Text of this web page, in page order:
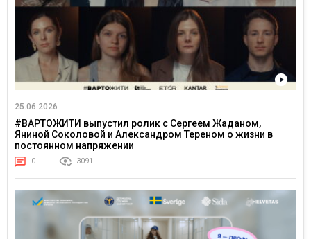
25.06.2026
#ВАРТОЖИТИ выпустил ролик с Сергеем Жаданом,
Яниной Соколовой и Александром Тереном о жизни в
постоянном напряжении
0 3091